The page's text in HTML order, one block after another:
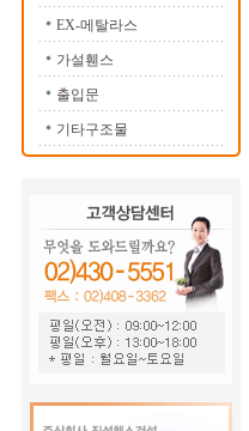
EX-메탈라스
가설휀스
출입문
기타구조물